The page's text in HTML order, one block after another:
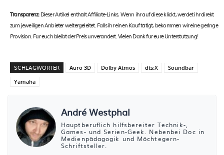
Transparenz:Dieser Artikel enthält Affiliate-Links. Wenn ihr auf diese klickt, werdet ihr direkt
zum jeweiligen Anbieter weitergeleitet. Falls ihr einen Kauf tätigt, bekommen wir eine geringe
Provision. Für euch bleibt der Preis unverändert. Vielen Dank für eure Unterstützung!
SCHLAGWÖRTER Auro 3D Dolby Atmos dts:X
Soundbar
Yamaha
André Westphal
Hauptberuflich hilfsbereiter Technik-,
Games- und Serien-Geek. Nebenbei Doc in
Medienpädagogik und Möchtegern-
Schriftsteller.